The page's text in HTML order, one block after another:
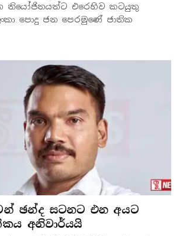
නියෝජිතයන්ට එරෙහිව කටයුතු
පොදු ජන පෙරමුණේ ජාතික
ඡන්ද සටනට එන අයට
අනිවාර්යයි